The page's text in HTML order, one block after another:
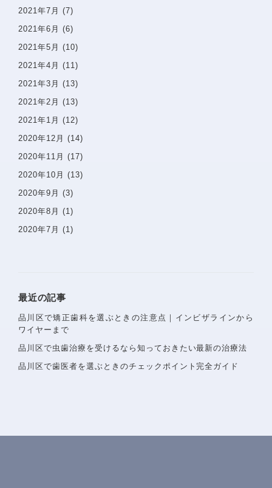
2021年7月 (7)
2021年6月 (6)
2021年5月 (10)
2021年4月 (11)
2021年3月 (13)
2021年2月 (13)
2021年1月 (12)
2020年12月 (14)
2020年11月 (17)
2020年10月 (13)
2020年9月 (3)
2020年8月 (1)
2020年7月 (1)
最近の記事
品川区で矯正歯科を選ぶときの注意点｜インビザラインから
ワイヤーまで
品川区で虫歯治療を受けるなら知っておきたい最新の治療法
品川区で歯医者を選ぶときのチェックポイント完全ガイド